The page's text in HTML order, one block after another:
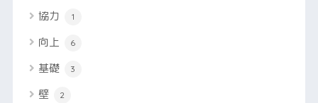
協力 1
向上 6
基礎 3
壁 2